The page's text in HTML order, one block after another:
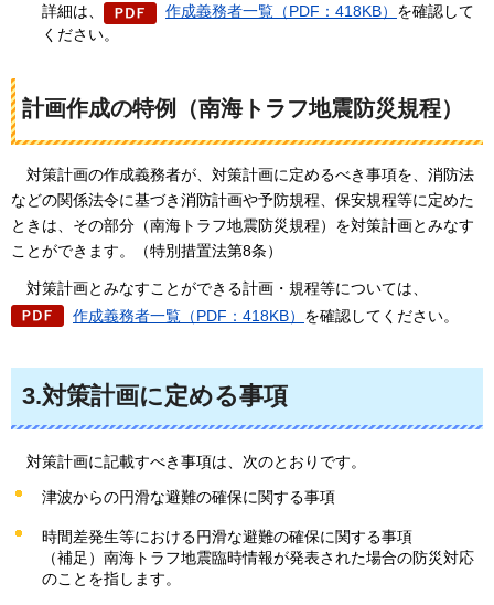
詳細は、
作成義務者一覧（PDF：418KB） を確認して
ください。
計画作成の特例（南海トラフ地震防災規程）
対策計画の作成義務者が、対策計画に定めるべき事項を、消防法
などの関係法令に基づき消防計画や予防規程、保安規程等に定めた
ときは、その部分（南海トラフ地震防災規程）を対策計画とみなす
ことができます。（特別措置法第8条）
対策計画とみなすことができる計画・規程等については、
作成義務者一覧（PDF：418KB） を確認してください。
3.対策計画に定める事項
対策計画に記載すべき事項は、次のとおりです。
津波からの円滑な避難の確保に関する事項
時間差発生等における円滑な避難の確保に関する事項
（補足）南海トラフ地震臨時情報が発表された場合の防災対応
のことを指します。